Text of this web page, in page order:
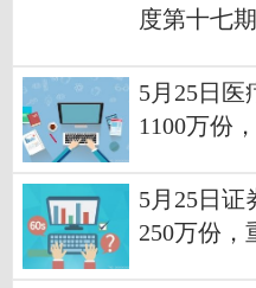
度第十七
5月25日医
1100万份
5月25日证
250万份，